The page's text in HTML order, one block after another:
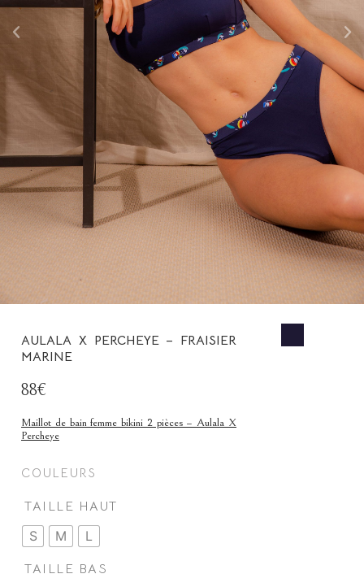
AULALA X PERCHEYE – FRAISIER
MARINE
88€
Maillot de bain femme bikini 2 pièces – Aulala X
Percheye
COULEURS
TAILLE HAUT
S
M L
TAILLE BAS